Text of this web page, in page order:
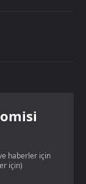
haberler için
için)